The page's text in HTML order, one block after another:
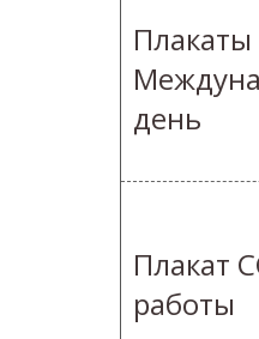
день
Плакат
работы